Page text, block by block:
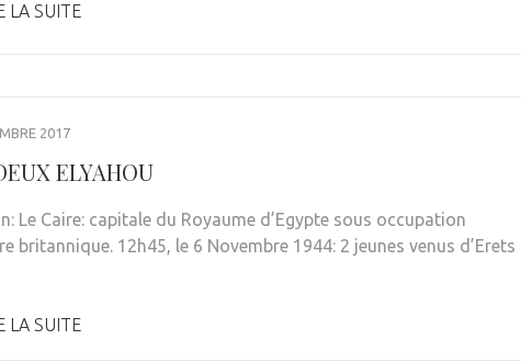
LA SUITE
2017
ELYAHOU
Le Caire: capitale du Royaume d’Egypte sous occupation
britannique. 12h45, le 6 Novembre 1944: 2 jeunes venus d’Erets
LA SUITE